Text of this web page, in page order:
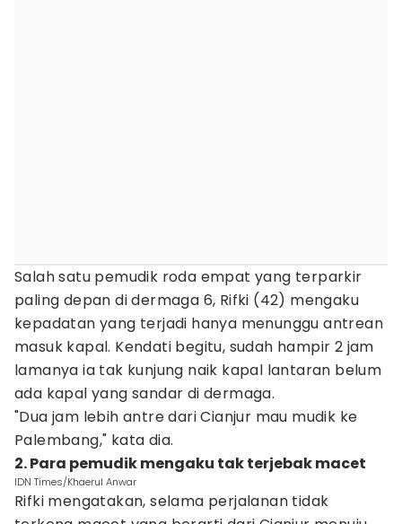
Salah satu pemudik roda empat yang terparkir
paling depan di dermaga 6, Rifki (42) mengaku
kepadatan yang terjadi hanya menunggu antrean
masuk kapal. Kendati begitu, sudah hampir 2 jam
lamanya ia tak kunjung naik kapal lantaran belum
ada kapal yang sandar di dermaga.
"Dua jam lebih antre dari Cianjur mau mudik ke
Palembang," kata dia.
2. Para pemudik mengaku tak terjebak macet
IDN Times/Khaerul Anwar
Rifki mengatakan, selama perjalanan tidak